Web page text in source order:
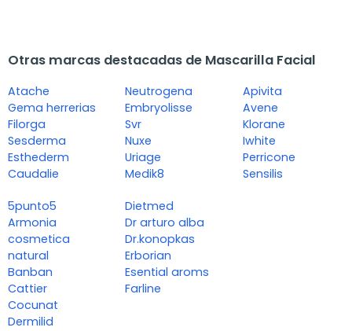
Otras marcas destacadas de Mascarilla Facial
Atache
Gema herrerias
Filorga
Sesderma
Esthederm
Caudalie
Neutrogena
Embryolisse
Svr
Nuxe
Uriage
Medik8
Apivita
Avene
Klorane
Iwhite
Perricone
Sensilis
5punto5
Armonia
cosmetica
natural
Banban
Cattier
Cocunat
Dermilid
Dietmed
Dr arturo alba
Dr.konopkas
Erborian
Esential aroms
Farline